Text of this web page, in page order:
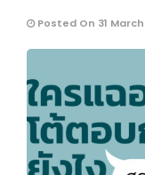
Posted On 31